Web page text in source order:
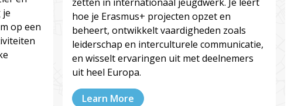
je
op een
hoe je Erasmus+ projecten opzet en
beheert, ontwikkelt vaardigheden zoals
leiderschap en interculturele communicatie,
en wisselt ervaringen uit met deelnemers
uit heel Europa.
Learn More